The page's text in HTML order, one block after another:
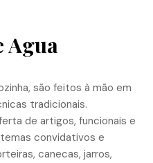
Agua
são feitos à mão em
tradicionais.
de artigos, funcionais e
convidativos e
canecas, jarros,